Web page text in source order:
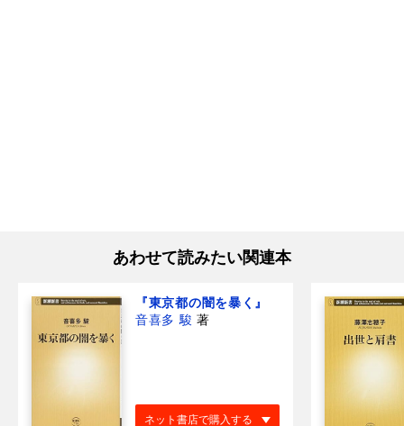
あわせて読みたい関連本
『東京都の闇を暴く』
音喜多 駿 著
ネット書店で購入する